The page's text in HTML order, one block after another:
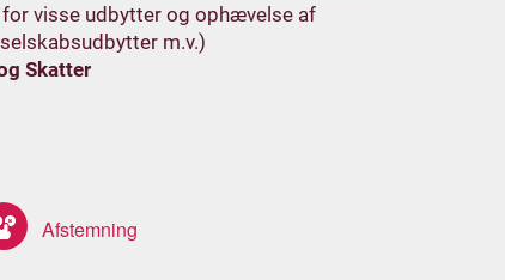
visse udbytter og ophævelse af
m.v.)
Skatter